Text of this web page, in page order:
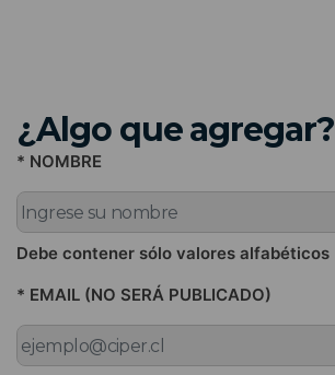
¿Algo que agregar?
* NOMBRE
Debe contener sólo valores alfabéticos
* EMAIL (NO SERÁ PUBLICADO)